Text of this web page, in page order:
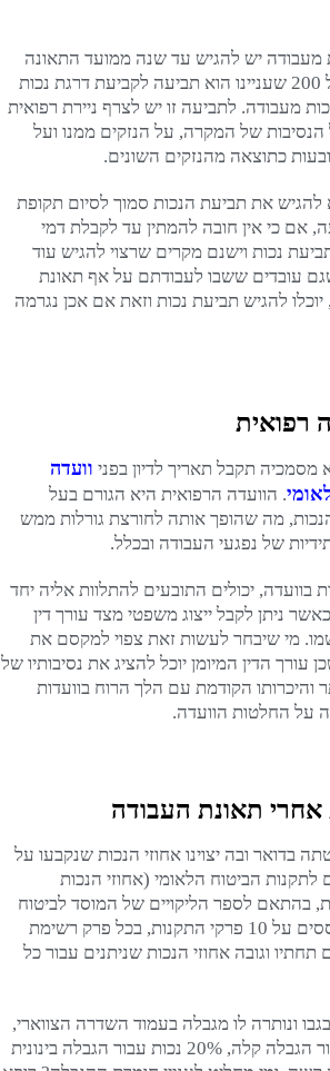
מעבודה יש להגיש עד שנה ממועד התאונה
וזאת באמצעות טופס ב.ל 200 שעניינו הוא תביעה לקביעת דרגת נכות
מעבודה. לתביעה זו יש לצרף ניירת רפואית
של המקרה, על הנזקים ממנו ועל
כתוצאה מהנזקים השונים.
את תביעת הנכות סמוך לסיום תקופת
אם כי אין חובה להמתין עד לקבלת דמי
נכות וישנם מקרים שרצוי להגיש עוד
עובדים ששבו לעבודתם על אף תאונת
להגיש תביעת נכות וזאת אם אכן נגרמה
רפואית
תקבל תאריך לדיון בפני וועדה
. הוועדה הרפואית היא הגורם בעל
מה שהופך אותה לחורצת גורלות ממש
של נפגעי העבודה ובכלל.
בוועדה, יכולים התובעים להתלוות אליה יחד
ניתן לקבל ייצוג משפטי מצד עורך דין
מי שיבחר לעשות זאת צפוי למקסם את
עורך הדין המיומן יוכל להציג את נסיבותיו של
והיכרותו הקודמת עם הלך הרוח בוועדות
על החלטות הוועדה.
אחרי תאונת העבודה
בדואר ובה יצוינו אחוזי הנכות שנקבעו על
לתקנות הביטוח הלאומי (אחוזי הנכות
בהתאם לספר הליקויים של המוסד לביטוח
הלאומי). האחוזים מתבססים על 10 פרקי התקנות, בכל פרק רשימת
תחתיו וגובה אחוזי הנכות שניתנים עבור כל
ונותרה לו מגבלה בעמוד השדרה הצווארי,
יוכל לקבל 10% נכות עבור הגבלה קלה, 20% נכות עבור הגבלה בינונית